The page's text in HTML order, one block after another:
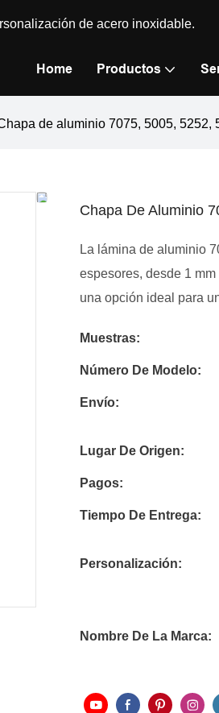
de acero inoxidable.
Home Productos
de aluminio 7075, 5005, 5252,
Chapa De Aluminio
La lámina de aluminio
espesores, desde 1
una opción ideal para
Muestras:
Número De Modelo:
Envío:
Lugar De Origen:
Pagos:
Tiempo De Entrega:
Personalización:
Nombre De La Marca: